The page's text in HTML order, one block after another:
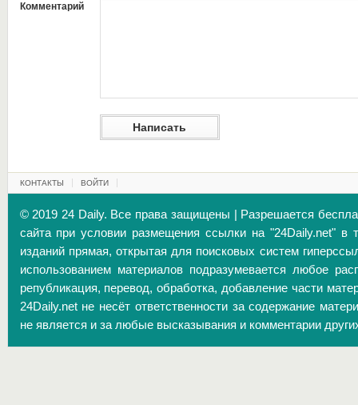
Комментарий
КОНТАКТЫ ВОЙТИ
© 2019 24 Daily. Все права защищены | Разрешается
сайта при условии размещения ссылки на "24Daily.net" в
изданий прямая, открытая для поисковых систем
использованием материалов подразумевается любое
републикация, перевод, обработка, добавление части
24Daily.net не несёт ответственности за содержание
не является и за любые высказывания и комментарии